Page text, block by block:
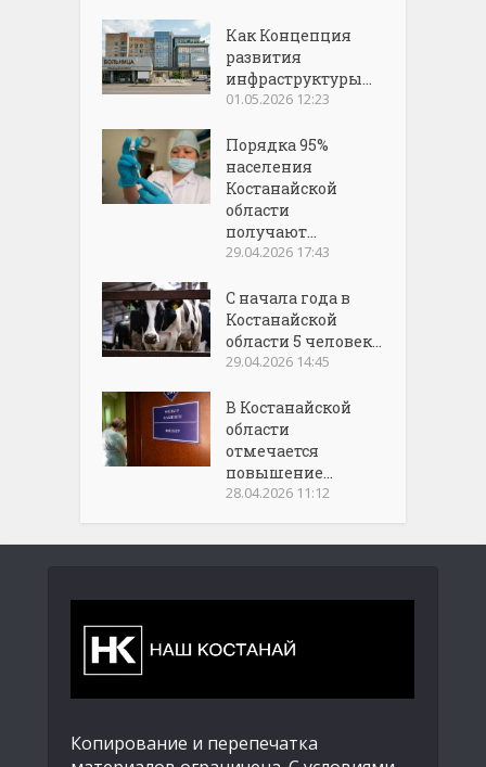
Как Концепция
развития
инфраструктуры...
01.05.2026 12:23
Порядка 95%
населения
Костанайской
области
получают...
29.04.2026 17:43
С начала года в
Костанайской
области 5 человек...
29.04.2026 14:45
В Костанайской
области
отмечается
повышение...
28.04.2026 11:12
Копирование и перепечатка